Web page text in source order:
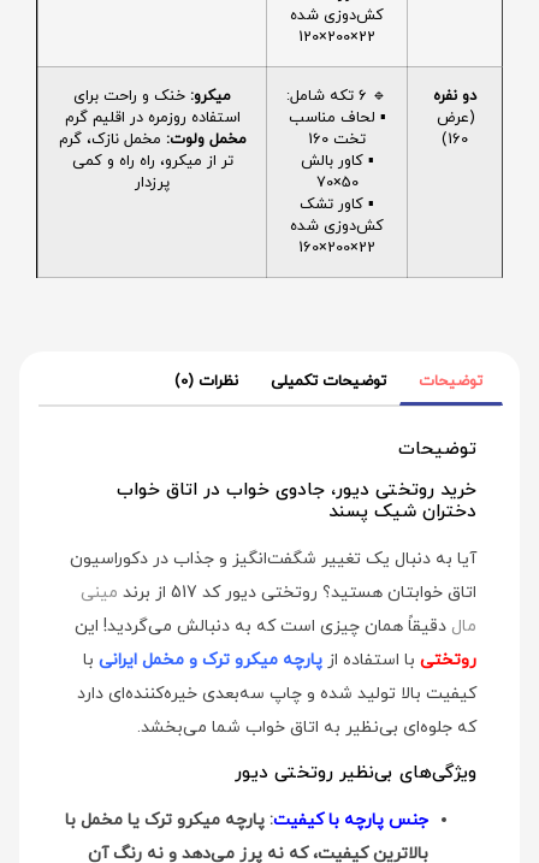
کش‌دوزی شده
22×200×120
دو نفره
(عرض
160)
🔹 6 تکه شامل:
▪️ لحاف مناسب
تخت 160
▪️ کاور بالش
50×70
▪️ کاور تشک
کش‌دوزی شده
22×200×160
میکرو: خنک و راحت برای
استفاده روزمره در اقلیم گرم
مخمل ولوت: مخمل نازک، گرم
تر از میکرو، راه راه و کمی
پرزدار
توضیحات توضیحات تکمیلی نظرات (0)
توضیحات
خرید روتختی دیور، جادوی خواب در اتاق خواب
دختران شیک پسند
آیا به دنبال یک تغییر شگفت‌انگیز و جذاب در دکوراسیون
اتاق خوابتان هستید؟ روتختی دیور کد 517 از برند
مینی
مال دقیقاً همان چیزی است که به دنبالش می‌گردید! این
روتختی با استفاده از پارچه میکرو ترک و مخمل ایرانی با
کیفیت بالا تولید شده و چاپ سه‌بعدی خیره‌کننده‌ای دارد
که جلوه‌ای بی‌نظیر به اتاق خواب شما می‌بخشد.
ویژگی‌های بی‌نظیر روتختی دیور
جنس پارچه با کیفیت: پارچه میکرو ترک یا مخمل با
بالاترین کیفیت، که نه پرز می‌دهد و نه رنگ آن